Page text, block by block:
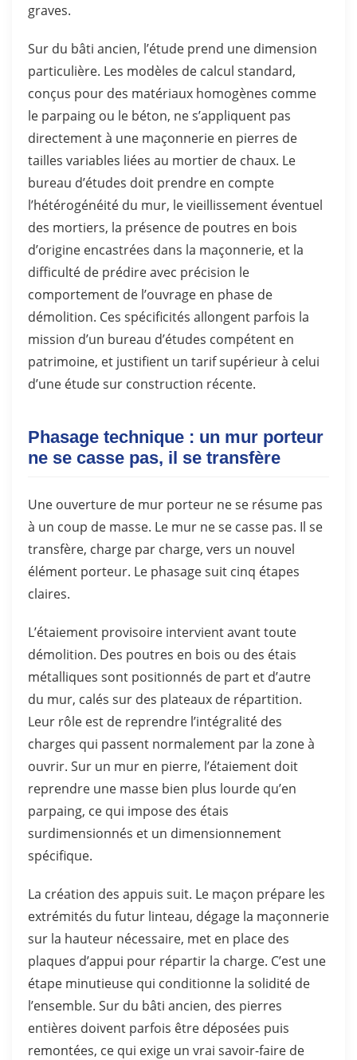
graves.
Sur du bâti ancien, l’étude prend une dimension
particulière. Les modèles de calcul standard,
conçus pour des matériaux homogènes comme
le parpaing ou le béton, ne s’appliquent pas
directement à une maçonnerie en pierres de
tailles variables liées au mortier de chaux. Le
bureau d’études doit prendre en compte
l’hétérogénéité du mur, le vieillissement éventuel
des mortiers, la présence de poutres en bois
d’origine encastrées dans la maçonnerie, et la
difficulté de prédire avec précision le
comportement de l’ouvrage en phase de
démolition. Ces spécificités allongent parfois la
mission d’un bureau d’études compétent en
patrimoine, et justifient un tarif supérieur à celui
d’une étude sur construction récente.
Phasage technique : un mur porteur
ne se casse pas, il se transfère
Une ouverture de mur porteur ne se résume pas
à un coup de masse. Le mur ne se casse pas. Il se
transfère, charge par charge, vers un nouvel
élément porteur. Le phasage suit cinq étapes
claires.
L’étaiement provisoire intervient avant toute
démolition. Des poutres en bois ou des étais
métalliques sont positionnés de part et d’autre
du mur, calés sur des plateaux de répartition.
Leur rôle est de reprendre l’intégralité des
charges qui passent normalement par la zone à
ouvrir. Sur un mur en pierre, l’étaiement doit
reprendre une masse bien plus lourde qu’en
parpaing, ce qui impose des étais
surdimensionnés et un dimensionnement
spécifique.
La création des appuis suit. Le maçon prépare les
extrémités du futur linteau, dégage la maçonnerie
sur la hauteur nécessaire, met en place des
plaques d’appui pour répartir la charge. C’est une
étape minutieuse qui conditionne la solidité de
l’ensemble. Sur du bâti ancien, des pierres
entières doivent parfois être déposées puis
remontées, ce qui exige un vrai savoir-faire de